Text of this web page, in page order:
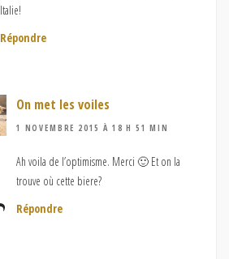
Italie!
Répondre
On met les voiles
1 NOVEMBRE 2015 À 18 H 51 MIN
Ah voila de l’optimisme. Merci 🙂 Et on la
trouve où cette biere?
Répondre